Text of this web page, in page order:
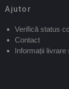
Ajutor
Verifică status
Contact
Informații livrare